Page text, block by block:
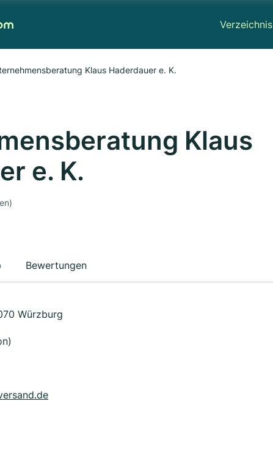
Verzeichnis
Klaus Haderdauer e. K.
Klaus
e. K.
Bewertungen
Würzburg